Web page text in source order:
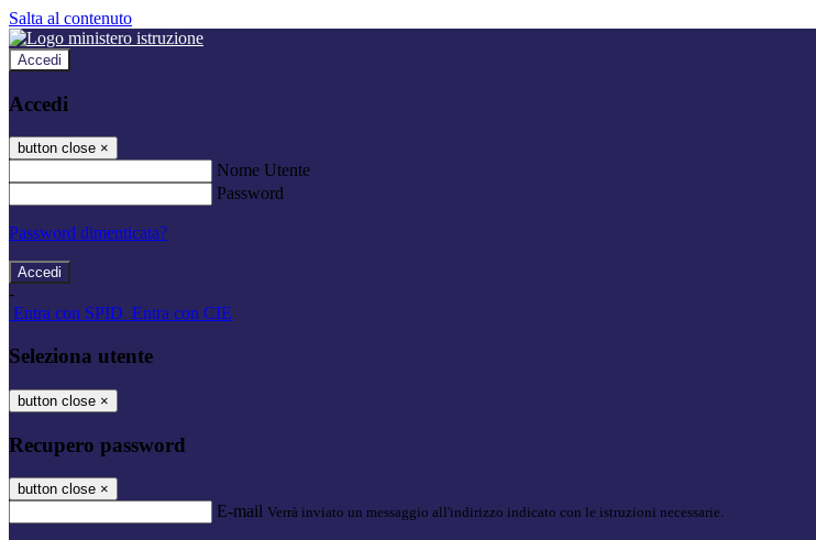
Salta al contenuto
Accedi
Accedi
button close ×
Nome Utente
Password
Password dimenticata?
-
Entra con SPID Entra con CIE
Seleziona utente
button close ×
Recupero password
button close ×
E-mail Verrà inviato un messaggio all'indirizzo indicato con le istruzioni necessarie.